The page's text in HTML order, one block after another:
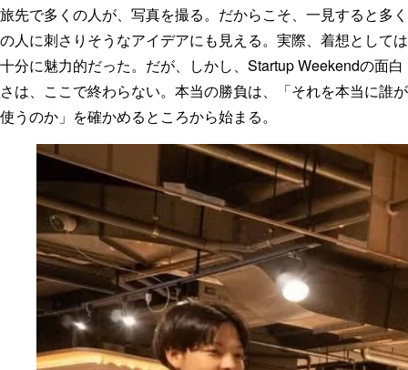
旅先で多くの人が、写真を撮る。だからこそ、一見すると多く
の人に刺さりそうなアイデアにも見える。実際、着想としては
十分に魅力的だった。だが、しかし、Startup Weekendの面白
さは、ここで終わらない。本当の勝負は、「それを本当に誰が
使うのか」を確かめるところから始まる。